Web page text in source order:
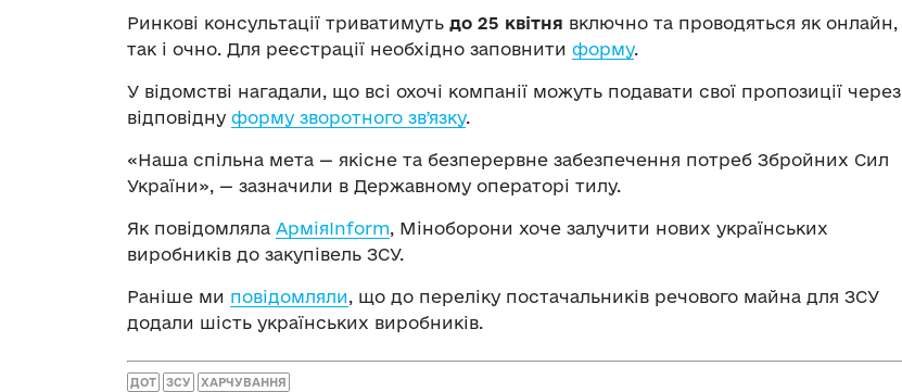
Ринкові консультації триватимуть до 25 квітня включно та проводяться як онлайн,
так і очно. Для реєстрації необхідно заповнити форму.
У відомстві нагадали, що всі охочі компанії можуть подавати свої пропозиції через
відповідну форму зворотного звʼязку.
«Наша спільна мета — якісне та безперервне забезпечення потреб Збройних Сил
України», — зазначили в Державному операторі тилу.
Як повідомляла АрміяInform, Міноборони хоче залучити нових українських
виробників до закупівель ЗСУ.
Раніше ми повідомляли, що до переліку постачальників речового майна для ЗСУ
додали шість українських виробників.
ДОТ ЗСУ ХАРЧУВАННЯ